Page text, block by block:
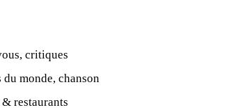
critiques
du monde, chanson
restaurants